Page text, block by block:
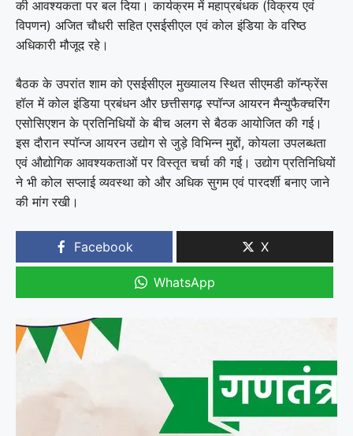
की आवश्यकता पर बल दिया। कार्यक्रम में महाप्रबंधक (विक्रय एवं
विपणन) अजित चौधरी सहित एसईसीएल एवं कोल इंडिया के वरिष्ठ
अधिकारी मौजूद रहे।
बैठक के उपरांत शाम को एसईसीएल मुख्यालय स्थित सीएमडी कॉन्फ्रेंस
हॉल में कोल इंडिया प्रबंधन और छत्तीसगढ़ स्पॉन्ज आयरन मैन्युफैक्चरिंग
एसोसिएशन के प्रतिनिधियों के बीच अलग से बैठक आयोजित की गई।
इस दौरान स्पॉन्ज आयरन उद्योग से जुड़े विभिन्न मुद्दों, कोयला उपलब्धता
एवं औद्योगिक आवश्यकताओं पर विस्तृत चर्चा की गई। उद्योग प्रतिनिधियों
ने भी कोल सप्लाई व्यवस्था को और अधिक सुगम एवं पारदर्शी बनाए जाने
की मांग रखी।
Facebook X
WhatsApp